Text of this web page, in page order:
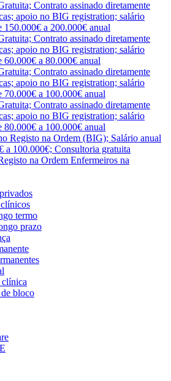
Contrato assinado diretamente
apoio no BIG registration; salário
150.000€ a 200.000€ anual
Contrato assinado diretamente
apoio no BIG registration; salário
60.000€ a 80.000€ anual
Contrato assinado diretamente
apoio no BIG registration; salário
70.000€ a 100.000€ anual
Contrato assinado diretamente
apoio no BIG registration; salário
80.000€ a 100.000€ anual
Registo na Ordem (BIG); Salário anual
a 100.000€; Consultoria gratuita
na Ordem Enfermeiros na
termo
prazo
clínica
bloco